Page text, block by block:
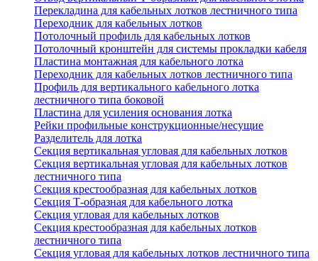
Перекладина для кабельных лотков лестничного типа
Переходник для кабельных лотков
Потолочный профиль для кабельных лотков
Потолочный кронштейн для системы прокладки кабеля
Пластина монтажная для кабельного лотка
Переходник для кабельных лотков лестничного типа
Профиль для вертикального кабельного лотка
лестничного типа боковой
Пластина для усиления основания лотка
Рейки профильные конструкционные/несущие
Разделитель для лотка
Секция вертикальная угловая для кабельных лотков
Секция вертикальная угловая для кабельных лотков
лестничного типа
Секция крестообразная для кабельных лотков
Секция Т-образная для кабельного лотка
Секция угловая для кабельных лотков
Секция крестообразная для кабельных лотков
лестничного типа
Секция угловая для кабельных лотков лестничного типа